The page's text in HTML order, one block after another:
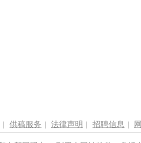
| 供稿服务 | 法律声明 | 招聘信息 |